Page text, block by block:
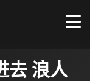
去 浪人